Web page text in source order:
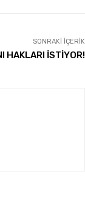
SONRAKI İÇERIK
HAKLARI İSTİYOR!